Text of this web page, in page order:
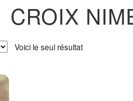
CROIX
Voici le seul résultat